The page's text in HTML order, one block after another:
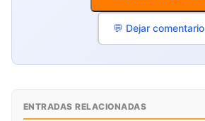
💬 Dejar comentario
ENTRADAS RELACIONADAS